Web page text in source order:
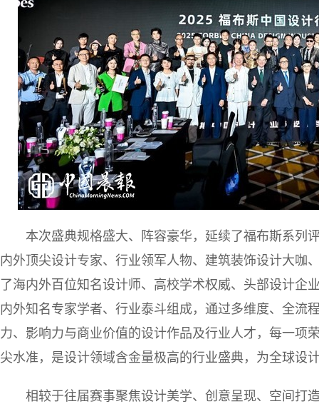
本次盛典规格盛大、阵容豪华，延续了福布斯系列
内外顶尖设计专家、行业领军人物、建筑装饰设计大咖
了海内外百位知名设计师、高校学术权威、头部设计企
内外知名专家学者、行业泰斗组成，通过多维度、全流
力、影响力与商业价值的设计作品及行业人才，每一项
尖水准，是设计领域含金量极高的行业盛典，为全球设
相较于往届赛事聚焦设计美学、创意呈现、空间打